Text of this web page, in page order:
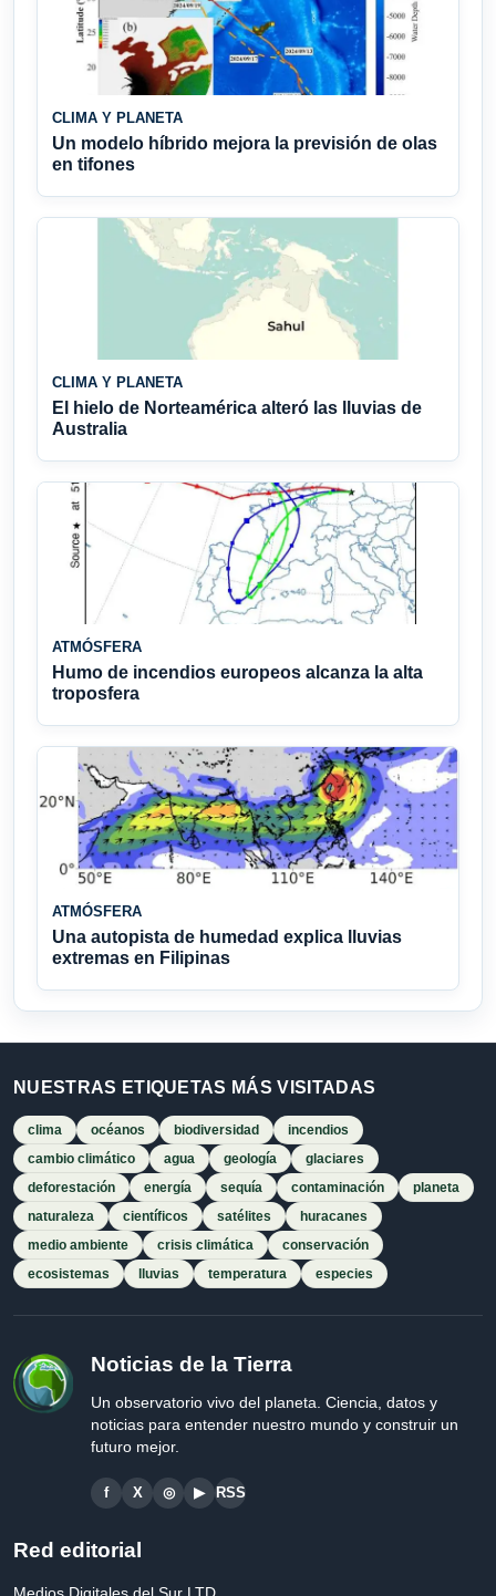
CLIMA Y PLANETA
Un modelo híbrido mejora la previsión de olas
en tifones
CLIMA Y PLANETA
El hielo de Norteamérica alteró las lluvias de
Australia
ATMÓSFERA
Humo de incendios europeos alcanza la alta
troposfera
ATMÓSFERA
Una autopista de humedad explica lluvias
extremas en Filipinas
NUESTRAS ETIQUETAS MÁS VISITADAS
clima océanos biodiversidad
incendios
cambio climático
agua geología
glaciares
deforestación
energía sequía contaminación
planeta
naturaleza
científicos satélites
huracanes
medio ambiente
crisis climática
conservación
ecosistemas
lluvias temperatura especies
Noticias de la Tierra
Un observatorio vivo del planeta. Ciencia, datos y
noticias para entender nuestro mundo y construir un
futuro mejor.
f X ◎ ▶ RSS
Red editorial